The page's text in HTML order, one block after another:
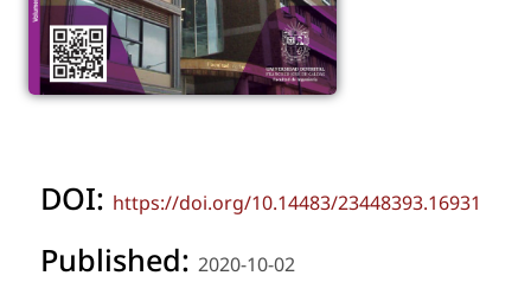
DOI: https://doi.org/10.14483/23448393.16931
Published: 2020-10-02